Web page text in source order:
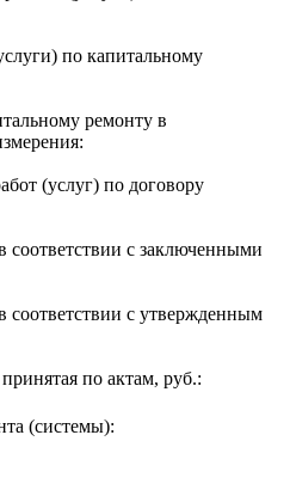
по капитальному
ремонту в
(услуг) по договору
соответствии с заключенными
соответствии с утвержденным
по актам, руб.:
(системы):